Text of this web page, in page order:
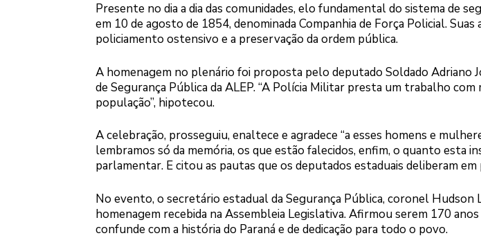
Presente no dia a dia das comunidades, elo fundamental do sistema de
em 10 de agosto de 1854, denominada Companhia de Força Policial.
policiamento ostensivo e a preservação da ordem pública.
A homenagem no plenário foi proposta pelo deputado Soldado Adriano
de Segurança Pública da ALEP. “A Polícia Militar presta um trabalho com
população”, hipotecou.
A celebração, prosseguiu, enaltece e agradece “a esses homens e
lembramos só da memória, os que estão falecidos, enfim, o quanto esta
parlamentar. E citou as pautas que os deputados estaduais deliberam
No evento, o secretário estadual da Segurança Pública, coronel Hudson
homenagem recebida na Assembleia Legislativa. Afirmou serem 170
confunde com a história do Paraná e de dedicação para todo o povo.